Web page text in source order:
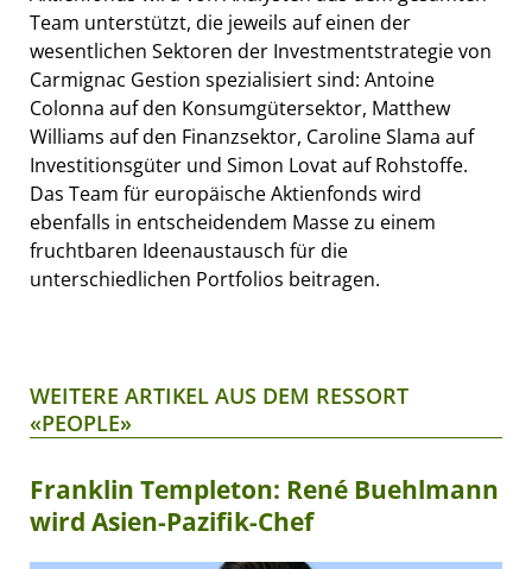
Team unterstützt, die jeweils auf einen der
wesentlichen Sektoren der Investmentstrategie von
Carmignac Gestion spezialisiert sind: Antoine
Colonna auf den Konsumgütersektor, Matthew
Williams auf den Finanzsektor, Caroline Slama auf
Investitionsgüter und Simon Lovat auf Rohstoffe.
Das Team für europäische Aktienfonds wird
ebenfalls in entscheidendem Masse zu einem
fruchtbaren Ideenaustausch für die
unterschiedlichen Portfolios beitragen.
WEITERE ARTIKEL AUS DEM RESSORT
«PEOPLE»
Franklin Templeton: René Buehlmann
wird Asien-Pazifik-Chef